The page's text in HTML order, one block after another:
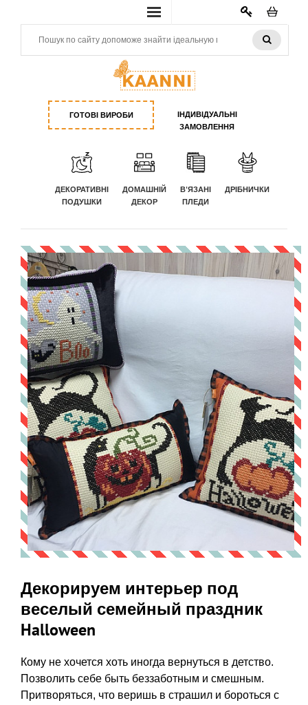
КАБИНЕТ
ГОТОВІ ВИРОБИ
ІНДИВІДУАЛЬНІ
ЗАМОВЛЕННЯ
ДЕКОРАТИВНІ
ПОДУШКИ
ДОМАШНІЙ
ДЕКОР
В'ЯЗАНІ
ПЛЕДИ
ДРІБНИЧКИ
Декорируем интерьер под
веселый семейный праздник
Halloween
Кому не хочется хоть иногда вернуться в детство.
Позволить себе быть беззаботным и смешным.
Притворяться, что веришь в страшил и бороться с